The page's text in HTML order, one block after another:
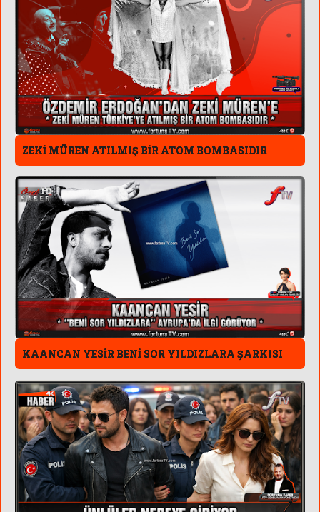
TGRT
ZEKİ MÜREN ATILMIŞ BİR ATOM BOMBASIDIR
KAANCAN YESİR BENİ SOR YILDIZLARA ŞARKISI